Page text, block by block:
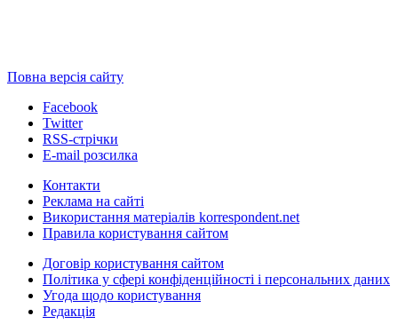
Повна версія сайту
Facebook
Twitter
RSS-стрічки
E-mail розсилка
Контакти
Реклама на сайті
Використання матеріалів korrespondent.net
Правила користування сайтом
Договір користування сайтом
Політика у сфері конфіденційності і персональних даних
Угода щодо користування
Редакція